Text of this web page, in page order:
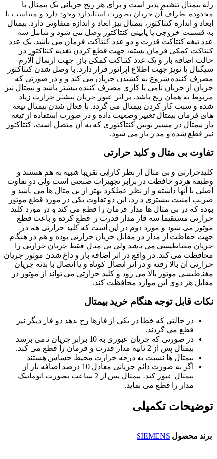
رله بیمتال تنظیم پذیر است و برای هر رنج جریانی یک بیمتال با
محدوده اطراف آن جریان بصورت استاندارد وجود دارد و متناسب با
ابعاد و اندازه کنتاکتور، بیمتال نیز ابعاد و اندازه متفاوتی دارد. بیمتال
به قسمت خروجی یا پایینی کنتاکتور وصل می شود و شامل سه
عدد تیغه کنتاکت قدرت و دو عدد کنتاکت فرمان می باشد. یک عدد
کنتاکت کمکی فرمان بسته، جهت قطع کردن تغذیه کنتاکتور در
حالت اضافه بار و یک عدد کنتاکت کمکی باز، جهت ارسال آلارم
سیگنال یا نویز جهت اطلاع اپراتور قرار دارد. با وصل شدن کنتاکتور
مصرف کننده شروع به کشیدن جریان می کند و و در صورتی که
جریان از جریان نامی یا کاری مصرف کننده بیشتر باشد و بیمتال نیز
مربوط به همان رنج باشد، بر اثر عبور جریان بیشتر حرارت زیاد
شده و سبب کار کردن بیمتال می گردد. با فعال شدن بیمتال تیغه
های فرمان بیمتال تغییر وضعیت داده و در صورت استفاده از تیغه
باز بیمتال در مسیر بوبین کنتاکتوری که به آن متصل است، کنتاکتور
نیز قطع شده و مدار باز می شود.
تفاوت بی متال و کلید حرارتی
کلیدحرارتی و بی متال از نظر کارایی تقریبا شبیه به هم هستند و
وظیفه هردو حافظت در برابر تجهیزات صنعتی است ولی دو تفاوت
اصلی با آنها داشته و از نظر عملکرد بهتر از بی متال ها می باشد و
ضریب امنیت بیشتری دارد، این دو تفاوت یکی در مورد قطع موتور
بوده که در بی متال ها مدار فرمان را قطع می کند و در مورد کلید
حرارتی مستقیما سه فاز مدار قدرت را قطع کرده و باعث قطع
موتور می شود و مورد دوم در این است که کلید حرارتی هم در
جهت حفاظت از مدار در مقابل جریان حرارتی بوده و هم در هنگام
جریان مغناطیسی می باشد ولی بی متال فقط جریان حرارتی را
محافظت می کند. در واقع در اثر اضافه بار و داغ شدن موتور جریان
حرارتی آن بالا رفته و در اثر اتصال کوتاه و یا اتصال با بدنه جریان
مغناطیسی موتور بالا می رود و کلید حرارتی می تواند از موتور در
مقابل هر دوی این موارد محافظت کند.
نکات قابل توجه هنگام خرید بیمتال
در حالتی که خطا در یکی از فازها رخ بدهد دو فاز دیگر نیز
قطع می گردند.
در صورتی که جریان عبوری به 10 برابر جریان نامی برسد
بیمتال پس از 2 ثانیه مدار قدرت و فرمان را قطع می کند.
بیمتال ها نسبت به درجه حرارت محیط حساس هستند
اگر به صورت دائم جریانی معادل 10 درصد اضافه بار از
بیمتال عبور کند، بیمتال پس از 2 ساعت بصورت اتوماتیک
مدار را قطع می نماید.
توضیحات تکمیلی
برند محصول SIEMENS